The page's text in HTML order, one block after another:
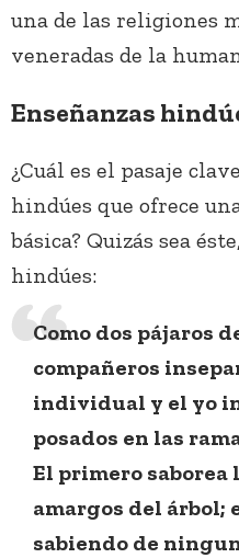
una de las religiones
veneradas de la
Enseñanzas
¿Cuál es el pasaje
hindúes que ofrece
básica? Quizás sea
hindúes:
Como dos pájaros
compañeros
individual y el yo
posados en las
El primero
amargos del árbol;
sabiendo de